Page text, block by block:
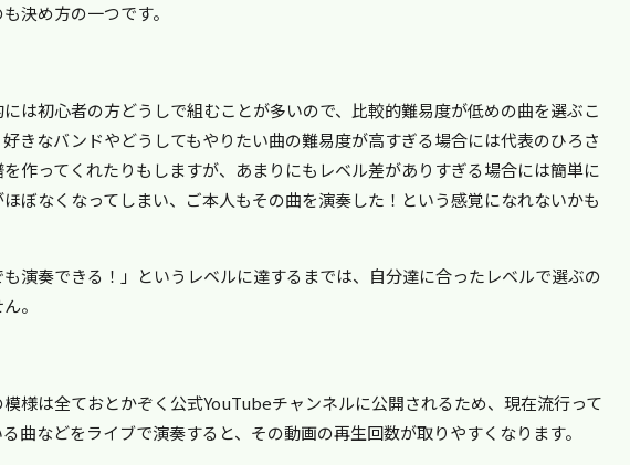
決め方の一つです。
は初心者の方どうしで組むことが多いので、比較的難易度が低めの曲を選ぶこ
きなバンドやどうしてもやりたい曲の難易度が高すぎる場合には代表のひろさ
作ってくれたりもしますが、あまりにもレベル差がありすぎる場合には簡単に
ぼなくなってしまい、ご本人もその曲を演奏した！という感覚になれないかも
演奏できる！」というレベルに達するまでは、自分達に合ったレベルで選ぶの
。
様は全ておとかぞく公式YouTubeチャンネルに公開されるため、現在流行って
曲などをライブで演奏すると、その動画の再生回数が取りやすくなります。